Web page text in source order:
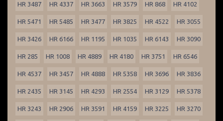
HR 3487 HR 4337 HR 3663 HR 3579 HR 868 HR 4102
HR 5471 HR 5485 HR 3477 HR 3825 HR 4522 HR 3055
HR 3426 HR 6166 HR 1195 HR 1035 HR 6143 HR 3090
HR 285 HR 1008 HR 4889 HR 4180 HR 3751 HR 6546
HR 4537 HR 3457 HR 4888 HR 5358 HR 3696 HR 3836
HR 2435 HR 3145 HR 4293 HR 2554 HR 3129 HR 5378
HR 3243 HR 2906 HR 3591 HR 4159 HR 3225 HR 3270